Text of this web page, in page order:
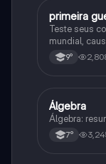
História
primeira
Teste seus
mundial,
primeira
9°
Matematica
Álgebra
Álgebra:
7°